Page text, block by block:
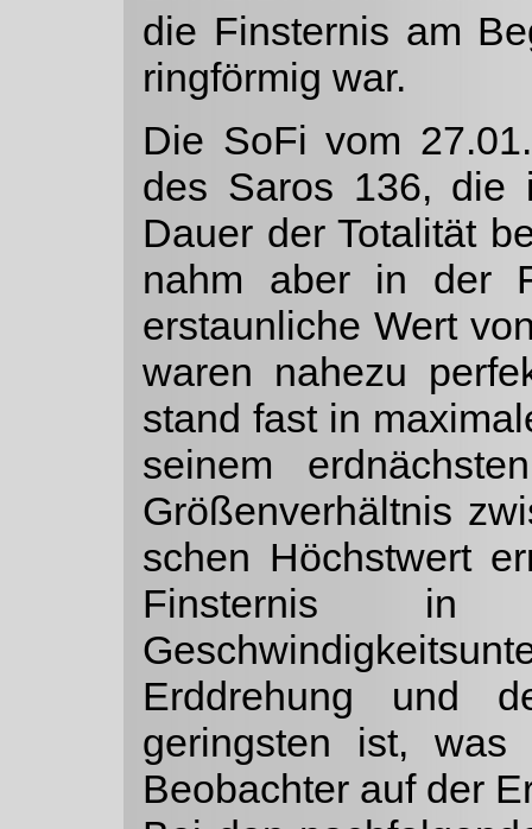
die Finsternis am
ringförmig war.
Die SoFi vom
des Saros 136, die
Dauer der Totalität
nahm aber in der
erstaunliche Wert
waren nahezu
stand fast in
seinem
Größenverhältnis
schen Höchstwert
Finsternis
Erddrehung und
geringsten ist, was
Beobachter auf der